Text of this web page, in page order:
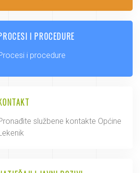
I PROCEDURE
i procedure
službene kontakte Općine